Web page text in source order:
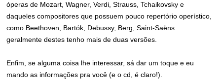
óperas de Mozart, Wagner, Verdi, Strauss, Tchaikovsky e
daqueles compositores que possuem pouco repertório operístico,
como Beethoven, Bartók, Debussy, Berg, Saint-Saëns…
geralmente destes tenho mais de duas versões.
Enfim, se alguma coisa lhe interessar, sá dar um toque e eu
mando as informações pra você (e o cd, é claro!).